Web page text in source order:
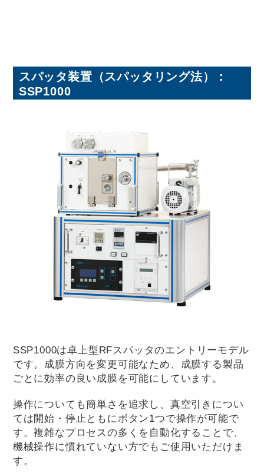
スパッタ装置（スパッタリング法）：
SSP1000
SSP1000は卓上型RFスパッタのエントリーモデル
です。成膜方向を変更可能なため、成膜する製品
ごとに効率の良い成膜を可能にしています。
操作についても簡単さを追求し、真空引きについ
ては開始・停止ともにボタン1つで操作が可能で
す。複雑なプロセスの多くを自動化することで、
機械操作に慣れていない方でもご使用いただけま
す。